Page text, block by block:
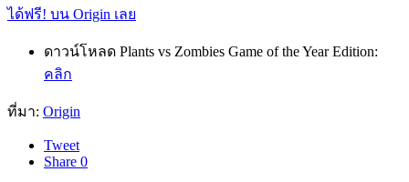
ได้ฟรี! บน Origin เลย
ดาวน์โหลด Plants vs Zombies Game of the Year Edition:
คลิก
ที่มา: Origin
Tweet
Share 0